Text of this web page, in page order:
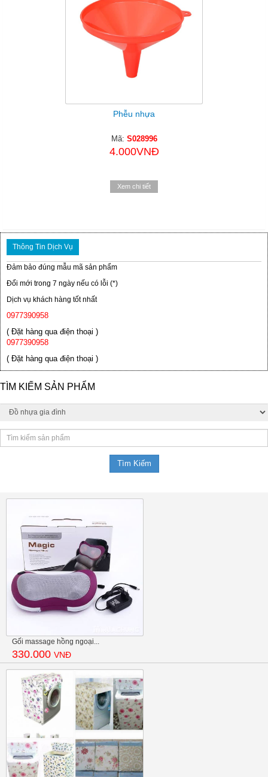
Phễu nhựa
Mã: S028996
4.000VNĐ
Xem chi tiết
Thông Tin Dịch Vụ
Đảm bảo đúng mẫu mã sản phẩm
Đổi mới trong 7 ngày nếu có lỗi (*)
Dịch vụ khách hàng tốt nhất
0977390958
( Đặt hàng qua điện thoại )
0977390958
( Đặt hàng qua điện thoại )
TÌM KIẾM SẢN PHẨM
Gối massage hồng ngoại...
330.000 VNĐ